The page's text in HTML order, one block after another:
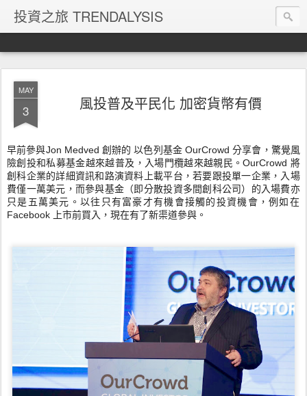
投資之旅 TRENDALYSIS
MAY
3 風投普及平民化 加密貨幣有價
早前參與Jon Medved 創辦的 以色列基金 OurCrowd 分享會，驚覺風
險創投和私募基金越來越普及， 入場門欖越來越親民。OurCrowd 將
創科企業的詳細資訊和路演資料上載平台，若要跟投單一企業， 入場
費僅一萬美元，而參與基金（即分散投資多間創科公司） 的入場費亦
只是五萬美元。以往只有富豪才有機會接觸的投資機會，例如在
Facebook 上市前買入，現在有了新渠道參與。